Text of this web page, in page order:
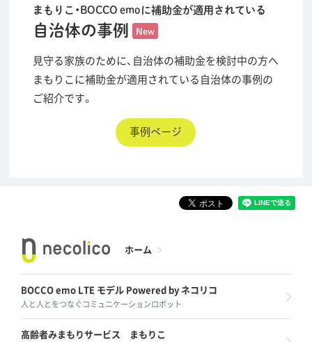
まもりこ・BOCCO emoに補助金が適用されている
自治体の事例 New
見守る家族のために、自治体の補助金を検討中の方へ
まもりこに補助金が適用されている自治体の事例の
ご紹介です。
事例ページ
ホーム
BOCCO emo LTE モデル Powered by ネコリコ
人と人とをつなぐコミュニケーションロボット
高齢者みまもりサービス まもりこ